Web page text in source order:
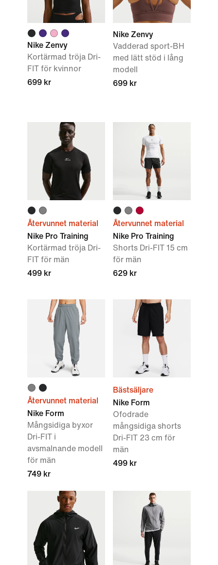
Nike Zenvy
Kortärmad tröja Dri-
FIT för kvinnor
699 kr
Nike Zenvy
Vadderad sport-BH
med lätt stöd i lång
modell
699 kr
Återvunnet material
Nike Pro Training
Kortärmad tröja Dri-
FIT för män
499 kr
Återvunnet material
Nike Pro Training
Shorts Dri-FIT 15 cm
för män
629 kr
Återvunnet material
Nike Form
Mångsidiga byxor
Dri-FIT i
avsmalnande modell
för män
749 kr
Bästsäljare
Nike Form
Ofodrade
mångsidiga shorts
Dri-FIT 23 cm för
män
499 kr